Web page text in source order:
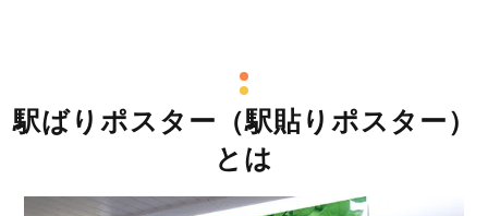
駅ばりポスター（駅貼りポスター）
とは